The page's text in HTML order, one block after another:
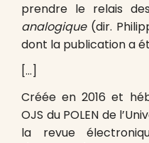
prendre le relais des
analogique (dir.
dont la publication a
[…]
Créée en 2016 et
OJS du POLEN de
la revue